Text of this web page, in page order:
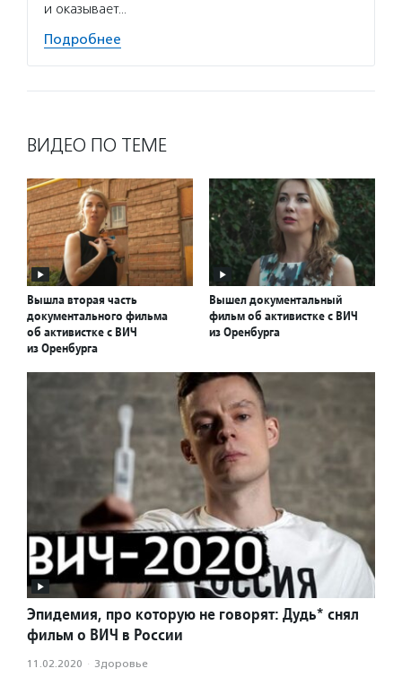
и оказывает…
Подробнее
ВИДЕО ПО ТЕМЕ
Вышла вторая часть
документального фильма
об активистке с ВИЧ
из Оренбурга
Вышел документальный
фильм об активистке с ВИЧ
из Оренбурга
Эпидемия, про которую не говорят: Дудь* снял
фильм о ВИЧ в России
11.02.2020 · Здоровье